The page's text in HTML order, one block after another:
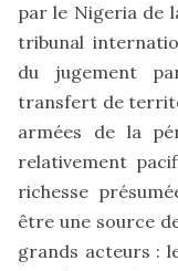
par le Nigeria de
tribunal
du jugement
transfert de
armées de la
relativement
richesse
être une source
grands acteurs :